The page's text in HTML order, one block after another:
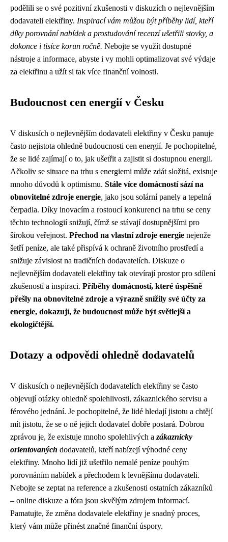
podělili se o své pozitivní zkušenosti v diskuzích o nejlevnějším
dodavateli elektřiny. Inspirací vám můžou být příběhy lidí, kteří
díky porovnání nabídek a prostudování recenzí ušetřili stovky, a
dokonce i tisíce korun ročně. Nebojte se využít dostupné
nástroje a informace, abyste i vy mohli optimalizovat své výdaje
za elektřinu a užít si tak více finanční volnosti.
Budoucnost cen energií v Česku
V diskusích o nejlevnějším dodavateli elektřiny v Česku panuje
často nejistota ohledně budoucnosti cen energií. Je pochopitelné,
že se lidé zajímají o to, jak ušetřit a zajistit si dostupnou energii.
Ačkoliv se situace na trhu s energiemi může zdát složitá, existuje
mnoho důvodů k optimismu. Stále více domácností sází na
obnovitelné zdroje energie, jako jsou solární panely a tepelná
čerpadla. Díky inovacím a rostoucí konkurenci na trhu se ceny
těchto technologií snižují, čímž se stávají dostupnějšími pro
širokou veřejnost. Přechod na vlastní zdroje energie nejenže
šetří peníze, ale také přispívá k ochraně životního prostředí a
snižuje závislost na tradičních dodavatelích. Diskuze o
nejlevnějším dodavateli elektřiny tak otevírají prostor pro sdílení
zkušeností a inspiraci. Příběhy domácností, které úspěšně
přešly na obnovitelné zdroje a výrazně snížily své účty za
energie, dokazují, že budoucnost může být světlejší a
ekologičtější.
Dotazy a odpovědi ohledně dodavatelů
V diskusích o nejlevnějších dodavatelích elektřiny se často
objevují otázky ohledně spolehlivosti, zákaznického servisu a
férového jednání. Je pochopitelné, že lidé hledají jistotu a chtějí
mít jistotu, že se o ně jejich dodavatel dobře postará. Dobrou
zprávou je, že existuje mnoho spolehlivých a zákaznicky
orientovaných dodavatelů, kteří nabízejí výhodné ceny
elektřiny. Mnoho lidí již ušetřilo nemalé peníze pouhým
porovnáním nabídek a přechodem k levnějšímu dodavateli.
Nebojte se zeptat na reference a zkušenosti ostatních zákazníků
– online diskuze a fóra jsou skvělým zdrojem informací.
Pamatujte, že změna dodavatele elektřiny je snadný proces,
který vám může přinést značné finanční úspory.